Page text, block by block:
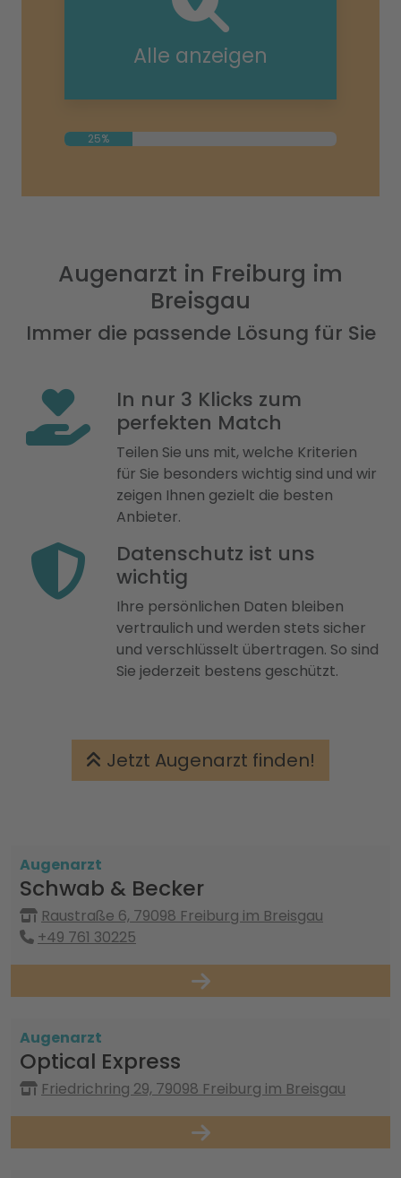
Alle anzeigen
25%
Augenarzt in Freiburg im
Breisgau
Immer die passende Lösung für Sie
In nur 3 Klicks zum
perfekten Match
Teilen Sie uns mit, welche Kriterien
für Sie besonders wichtig sind und wir
zeigen Ihnen gezielt die besten
Anbieter.
Datenschutz ist uns
wichtig
Ihre persönlichen Daten bleiben
vertraulich und werden stets sicher
und verschlüsselt übertragen. So sind
Sie jederzeit bestens geschützt.
Jetzt Augenarzt finden!
Augenarzt
Schwab & Becker
Raustraße 6, 79098 Freiburg im Breisgau
+49 761 30225
Augenarzt
Optical Express
Friedrichring 29, 79098 Freiburg im Breisgau